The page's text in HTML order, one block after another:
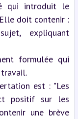
qui introduit le
doit contenir :
expliquant
formulée qui
est : "Les
positif sur les
une brève